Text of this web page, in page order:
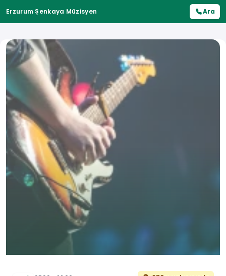
Erzurum Şenkaya Müzisyen Ara